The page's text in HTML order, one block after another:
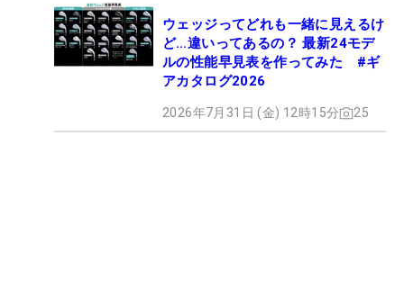
ウェッジってどれも一緒に見えるけ
ど…違いってあるの？ 最新24モデ
ルの性能早見表を作ってみた #ギ
アカタログ2026
2026年7月31日 (金) 12時15分 25